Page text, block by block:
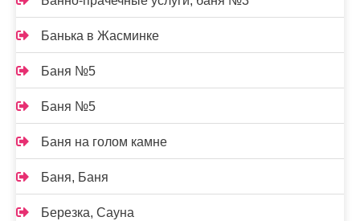
Банька в Жасминке
Баня №5
Баня №5
Баня на голом камне
Баня, Баня
Березка, Сауна